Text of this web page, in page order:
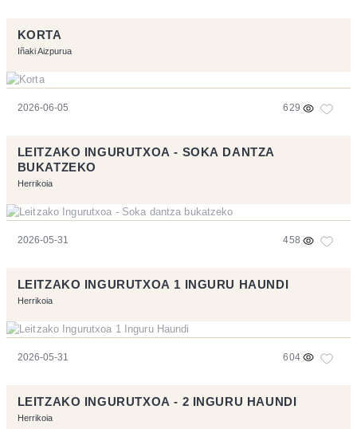
KORTA
Iñaki Aizpurua
2026-06-05 629
LEITZAKO INGURUTXOA - SOKA DANTZA
BUKATZEKO
Herrikoia
2026-05-31 458
LEITZAKO INGURUTXOA 1 INGURU HAUNDI
Herrikoia
2026-05-31 604
LEITZAKO INGURUTXOA - 2 INGURU HAUNDI
Herrikoia